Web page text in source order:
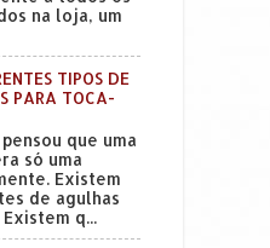
na loja, um
TIPOS DE
PARA TOCA-
que uma
só uma
Existem
de agulhas
q...